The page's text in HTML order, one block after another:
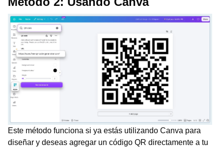
Este método funciona si ya estás utilizando Canva para
diseñar y deseas agregar un código QR directamente a tu